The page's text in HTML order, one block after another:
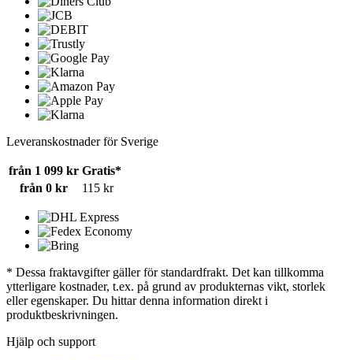
Leveranskostnader för Sverige
från 1 099 kr Gratis*
från 0 kr
115 kr
* Dessa fraktavgifter gäller för standardfrakt. Det kan tillkomma
ytterligare kostnader, t.ex. på grund av produkternas vikt, storlek
eller egenskaper. Du hittar denna information direkt i
produktbeskrivningen.
Hjälp och support